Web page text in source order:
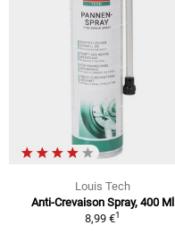
Louis Tech
Anti-Crevaison Spray, 400 Ml
8,99 €1